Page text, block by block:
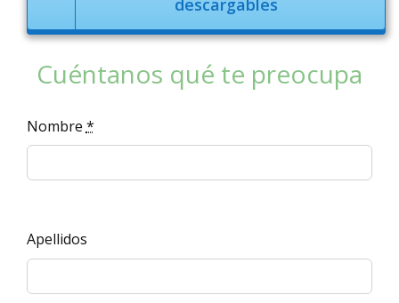
Cuéntanos qué te preocupa
Nombre *
Apellidos